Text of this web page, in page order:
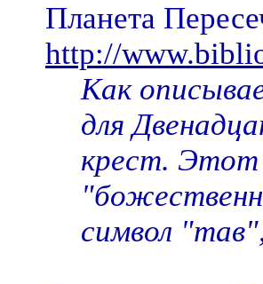
Планета
http://
Как
для
крест. Этот
символ